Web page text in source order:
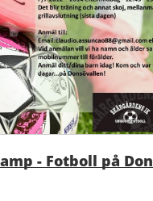
- Fotboll på